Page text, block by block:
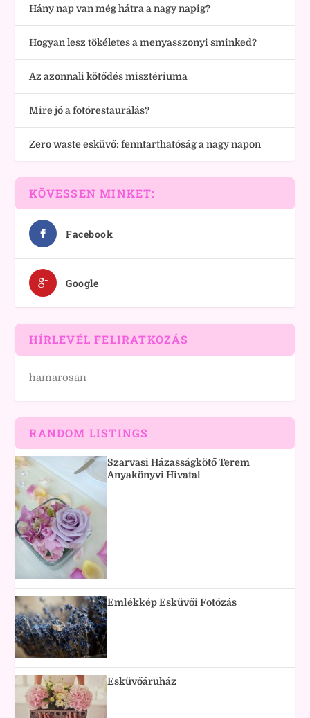
Hány nap van még hátra a nagy napig?
Hogyan lesz tökéletes a menyasszonyi sminked?
Az azonnali kötődés misztériuma
Mire jó a fotórestaurálás?
Zero waste esküvő: fenntarthatóság a nagy napon
KÖVESSEN MINKET:
Facebook
Google
HÍRLEVÉL FELIRATKOZÁS
hamarosan
RANDOM LISTINGS
Szarvasi Házasságkötő Terem
Anyakönyvi Hivatal
Emlékkép Esküvői Fotózás
Esküvőáruház